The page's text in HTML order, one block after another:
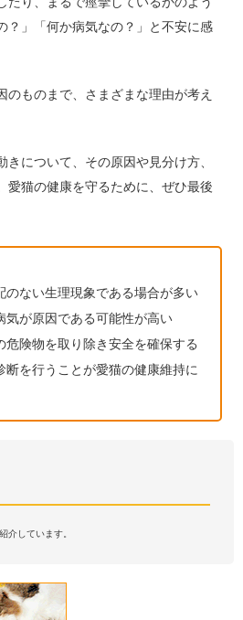
？」「何か病気なの？」と不安に感
ものまで、さまざまな理由が考え
について、その原因や見分け方、
愛猫の健康を守るために、ぜひ最後
ない生理現象である場合が多い
気が原因である可能性が高い
険物を取り除き安全を確保する
を行うことが愛猫の健康維持に
介しています。